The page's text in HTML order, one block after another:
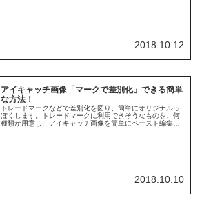
2018.10.12
アイキャッチ画像「マークで差別化」できる簡単
な方法！
トレードマークなどで差別化を図り、簡単にオリジナルっ
ぽくします。トレードマークに利用できそうなものを、何
種類か用意し、アイキャッチ画像を簡単にペースト編集。
2018.10.10